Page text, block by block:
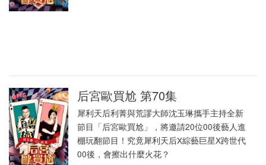
后宮歐買尬 第70集
犀利天后利菁與荒謬大師沈玉琳攜手主持全新
節目「后宮歐買尬」，將邀請20位00後藝人進
棚玩翻節目！究竟犀利天后X綜藝巨星X跨世代
00後，會擦出什麼火花？